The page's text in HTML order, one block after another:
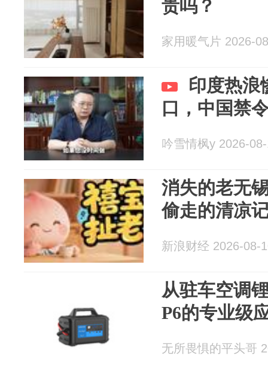
贵吗？
家用暖气片 2026-
印度热浪
口，中国禁
吟雪情枫y 2026-
消失的老无
偷走的清凉
新浪财经 2026-08-
从驻车空调
P6的专业级
无所畏惧的平头哥